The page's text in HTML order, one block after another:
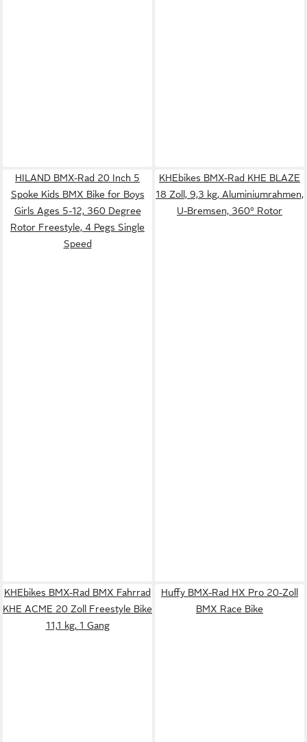
HILAND BMX-Rad 20 Inch 5
Spoke Kids BMX Bike for Boys
Girls Ages 5-12, 360 Degree
Rotor Freestyle, 4 Pegs Single
Speed
KHEbikes BMX-Rad KHE BLAZE
18 Zoll, 9,3 kg, Aluminiumrahmen,
U-Bremsen, 360° Rotor
KHEbikes BMX-Rad BMX Fahrrad
KHE ACME 20 Zoll Freestyle Bike
11,1 kg, 1 Gang
Huffy BMX-Rad HX Pro 20-Zoll
BMX Race Bike